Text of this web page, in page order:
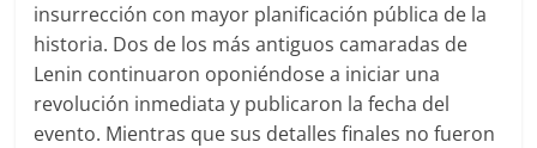
insurrección con mayor planificación pública de la
historia. Dos de los más antiguos camaradas de
Lenin continuaron oponiéndose a iniciar una
revolución inmediata y publicaron la fecha del
evento. Mientras que sus detalles finales no fueron